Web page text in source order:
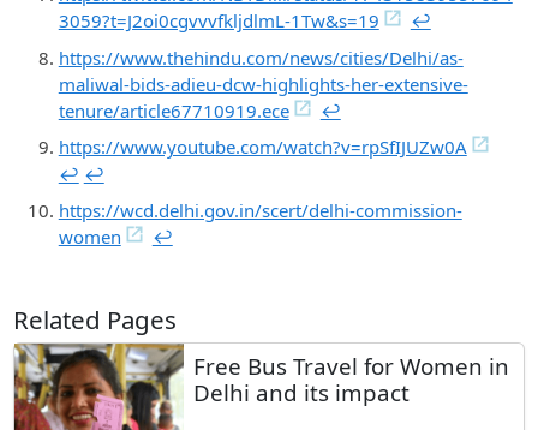
3059?t=J2oi0cgvvvfkljdlmL-1Tw&s=19
↩︎
https://www.thehindu.com/news/cities/Delhi/as-
maliwal-bids-adieu-dcw-highlights-her-extensive-
tenure/article67710919.ece
↩︎
https://www.youtube.com/watch?v=rpSfIJUZw0A
↩︎ ↩︎
https://wcd.delhi.gov.in/scert/delhi-commission-
women
↩︎
Related Pages
Free Bus Travel for Women in
Delhi and its impact